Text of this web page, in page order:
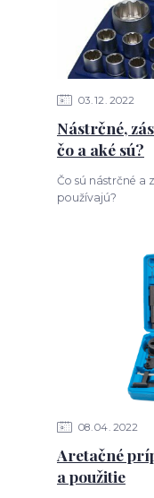
03 12 2022
Nástrčné,
čo a aké sú?
Čo sú nástrčné a
používajú?
08 04 2022
Aretačné
a použitie